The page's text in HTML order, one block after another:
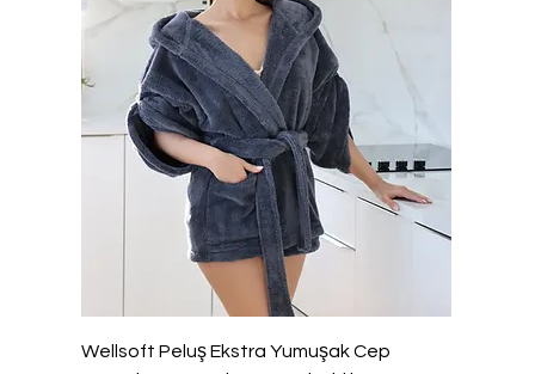
Wellsoft Peluş Ekstra Yumuşak Cep